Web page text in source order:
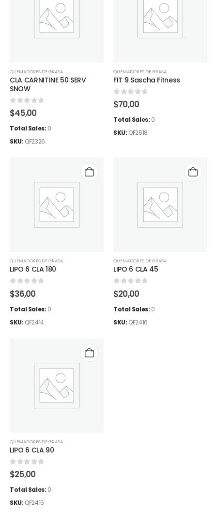
QUEMADORES DE GRASA
CLA CARNITINE 50 SERV
SNOW
0 out of 5
$45,00
Total Sales: 0
SKU: QF2326
QUEMADORES DE GRASA
FIT 9 Sascha Fitness
0out of 5
$70,00
Total Sales: 0
SKU: QF2518
QUEMADORES DE GRASA
LIPO 6 CLA 180
0 out of 5
$36,00
Total Sales: 0
SKU: QF2414
QUEMADORES DE GRASA
LIPO 6 CLA 45
0 out of 5
$20,00
Total Sales: 0
SKU: QF2416
QUEMADORES DE GRASA
LIPO 6 CLA 90
0 out of 5
$25,00
Total Sales: 0
SKU: QF2415